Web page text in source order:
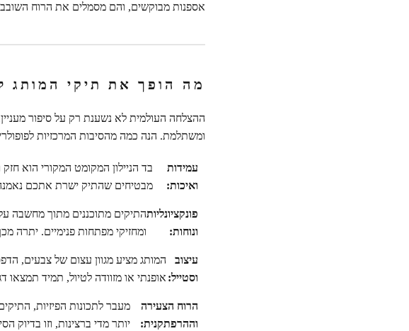
אספנות מבוקשים, והם מסמלים את הרוח
מה הופך את תיקי המותג
ההצלחה העולמית לא נשענת רק על סיפור
ומשתלמת. הנה כמה מהסיבות המרכזיות
עמידות
ואיכות:
בד הניילון המקומט המקורי הוא
מבטיחים שהתיק ישרת אתכם
פונקציונליות
ונוחות:
התיקים מתוכננים מתוך מחשבה על
ומחזיקי מפתחות פנימיים. יתרה
עיצוב
וסטייל:
המותג מציע מגוון עצום של צבעים,
אופנתי או מזוודה לטיול, תמיד
הרוח הצעירה
וההרפתקנית:
מעבר לתכונות הפיזיות,
יותר מדי ברצינות, וזו